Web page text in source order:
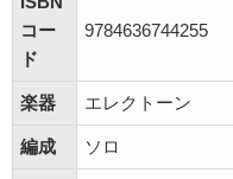
コー
ド
9784636744255
楽器 エレクトーン
編成 ソロ